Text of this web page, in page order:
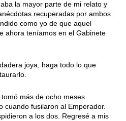
la mayor parte de mi relato y
recuperadas por ambos
como yo de que aquel
ahora teníamos en el Gabinete
joya, haga todo lo que
más de ocho meses.
cuando fusilaron al Emperador.
a los dos. Regresé a mis